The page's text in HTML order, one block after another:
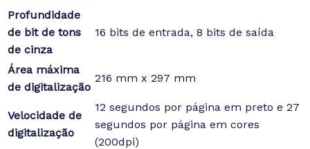
Profundidade
de bit de tons
de cinza
16 bits de entrada, 8 bits de saída
Área máxima
de digitalização
216 mm x 297 mm
Velocidade de
digitalização
12 segundos por página em preto e 27
segundos por página em cores
(200dpi)